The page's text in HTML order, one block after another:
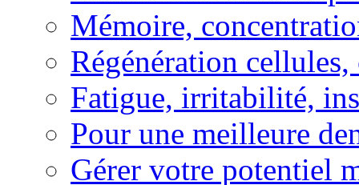
Mémoire,
Régénération
Fatigue, irritabilité,
Pour une meilleure
Gérer votre potentiel